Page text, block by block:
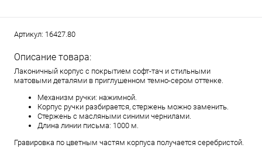
Артикул: 16427.80
Описание товара:
Лаконичный корпус с покрытием софт-тач и стильными
матовыми деталями в приглушенном темно-сером оттенке.
Механизм ручки: нажимной.
Корпус ручки разбирается, стержень можно заменить.
Стержень с масляными синими чернилами.
Длина линии письма: 1000 м.
Гравировка по цветным частям корпуса получается серебристой.